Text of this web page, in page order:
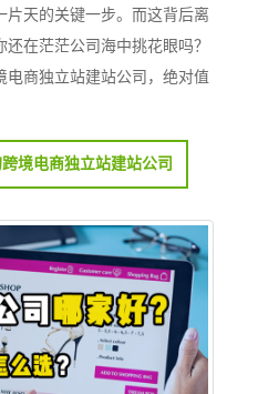
天的关键一步。而这背后离
在茫茫公司海中挑花眼吗？
商独立站建站公司，绝对值
境电商独立站建站公司